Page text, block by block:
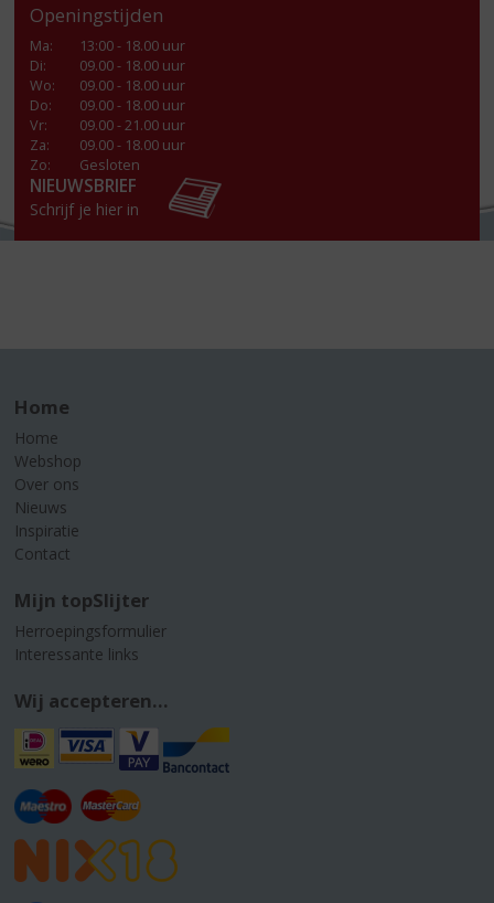
Openingstijden
Ma:
13:00 - 18.00 uur
Di:
09.00 - 18.00 uur
Wo:
09.00 - 18.00 uur
Do:
09.00 - 18.00 uur
Vr:
09.00 - 21.00 uur
Za:
09.00 - 18.00 uur
Zo:
Gesloten
NIEUWSBRIEF
Schrijf je hier in
Home
Home
Webshop
Over ons
Nieuws
Inspiratie
Contact
Mijn topSlijter
Herroepingsformulier
Interessante links
Wij accepteren...